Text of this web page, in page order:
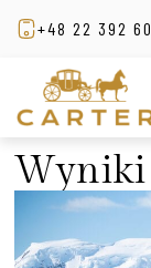
+48 22 392
Wyniki